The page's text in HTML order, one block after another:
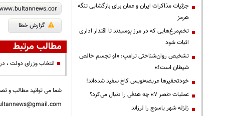
گزارش خطا
مطالب مرتبط
انتخاب وزرای دولت ،
شما می توانید مطالب و
جزئیات مذاکرات ایران و عمان برای بازگشایی تنگه
هرمز
تخم‌مرغ‌هایی که در مرز پوسیدند تا اقتدار اداری
اثبات شود
تشخیص روان‌شناختی ترامپ: «او تجسم خالص
شیطان است!»
خودتحقیرها عریضه‌نویس کاخ سفید شده‌اند!
عملیات «نصر ۷» چه هدفی را دنبال می‌کرد؟
زلزله شهر یاسوج را لرزاند